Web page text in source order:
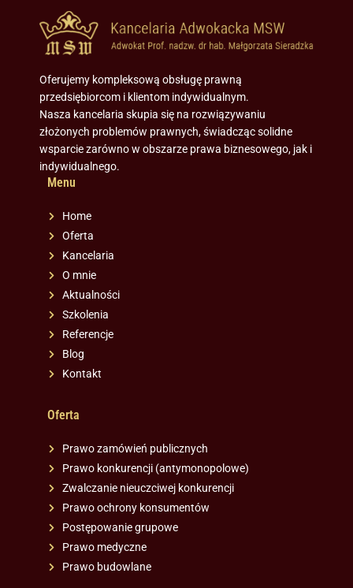
Oferujemy kompleksową obsługę prawną
przedsiębiorcom i klientom indywidualnym.
Nasza kancelaria skupia się na rozwiązywaniu
złożonych problemów prawnych, świadcząc solidne
wsparcie zarówno w obszarze prawa biznesowego, jak i
indywidualnego.
Menu
Home
Oferta
Kancelaria
O mnie
Aktualności
Szkolenia
Referencje
Blog
Kontakt
Oferta
Prawo zamówień publicznych
Prawo konkurencji (antymonopolowe)
Zwalczanie nieuczciwej konkurencji
Prawo ochrony konsumentów
Postępowanie grupowe
Prawo medyczne
Prawo budowlane